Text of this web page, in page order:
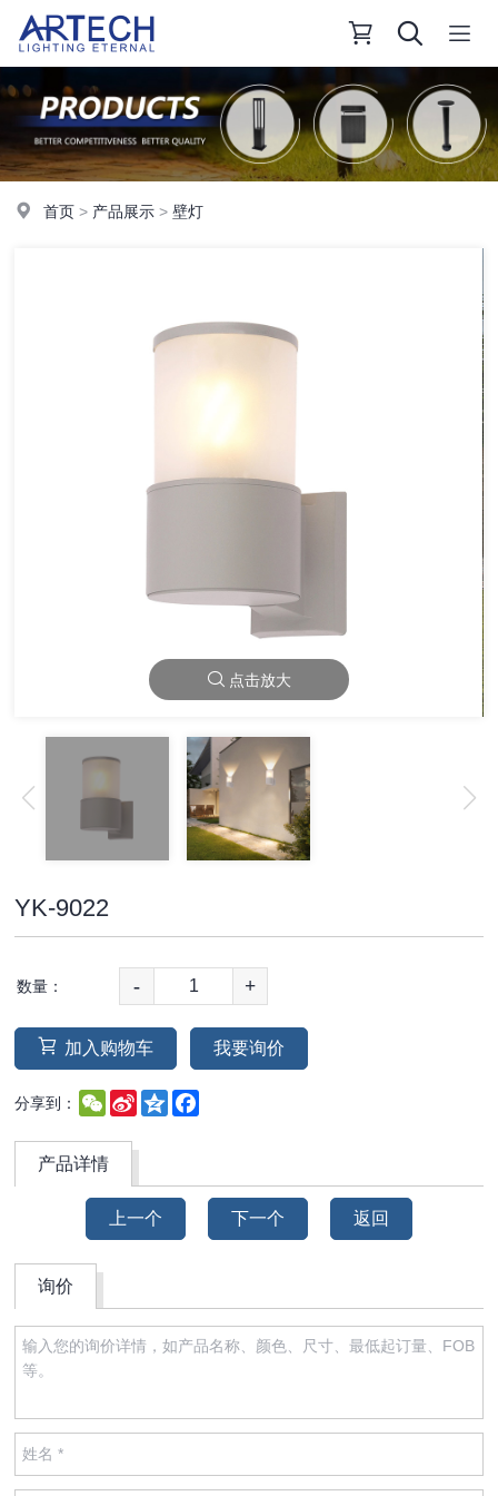
首页 > 产品展示 >壁灯
点击放大
YK-9022
数量： - +
加入购物车 我要询价
分享到： WeChat
Sina
Weibo
Qzone
产品详情
上一个 下一个 返回
询价